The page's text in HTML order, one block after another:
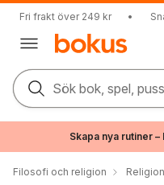
Fri frakt över 249 kr •
Sök bok, spel,
Skapa nya rutiner
Filosofi och religion